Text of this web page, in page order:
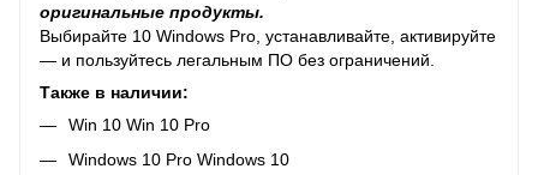
оригинальные продукты.
Выбирайте 10 Windows Pro, устанавливайте, активируйте
— и пользуйтесь легальным ПО без ограничений.
Также в наличии:
Win 10 Win 10 Pro
Windows 10 Pro Windows 10